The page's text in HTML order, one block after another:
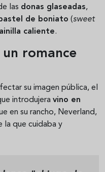
las donas glaseadas,
de boniato (sweet
caliente.
romance
su imagen pública, el
introdujera vino en
en su rancho, Neverland,
la que cuidaba y